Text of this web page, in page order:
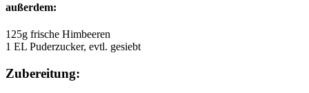
außerdem:
125g frische Himbeeren
1 EL Puderzucker, evtl. gesiebt
Zubereitung: